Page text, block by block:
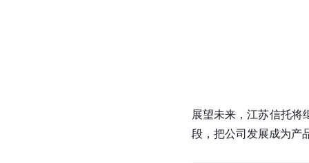
展望未来，江苏信托将
段，把公司发展成为产